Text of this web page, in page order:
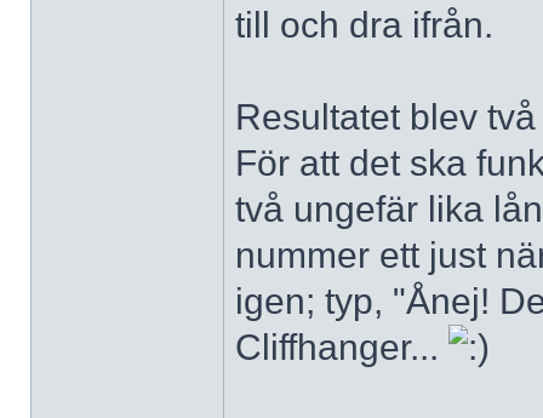
till och dra ifrån.
Resultatet blev
För att det ska
två ungefär lika
nummer ett just
igen; typ, "Ånej!
Cliffhanger...